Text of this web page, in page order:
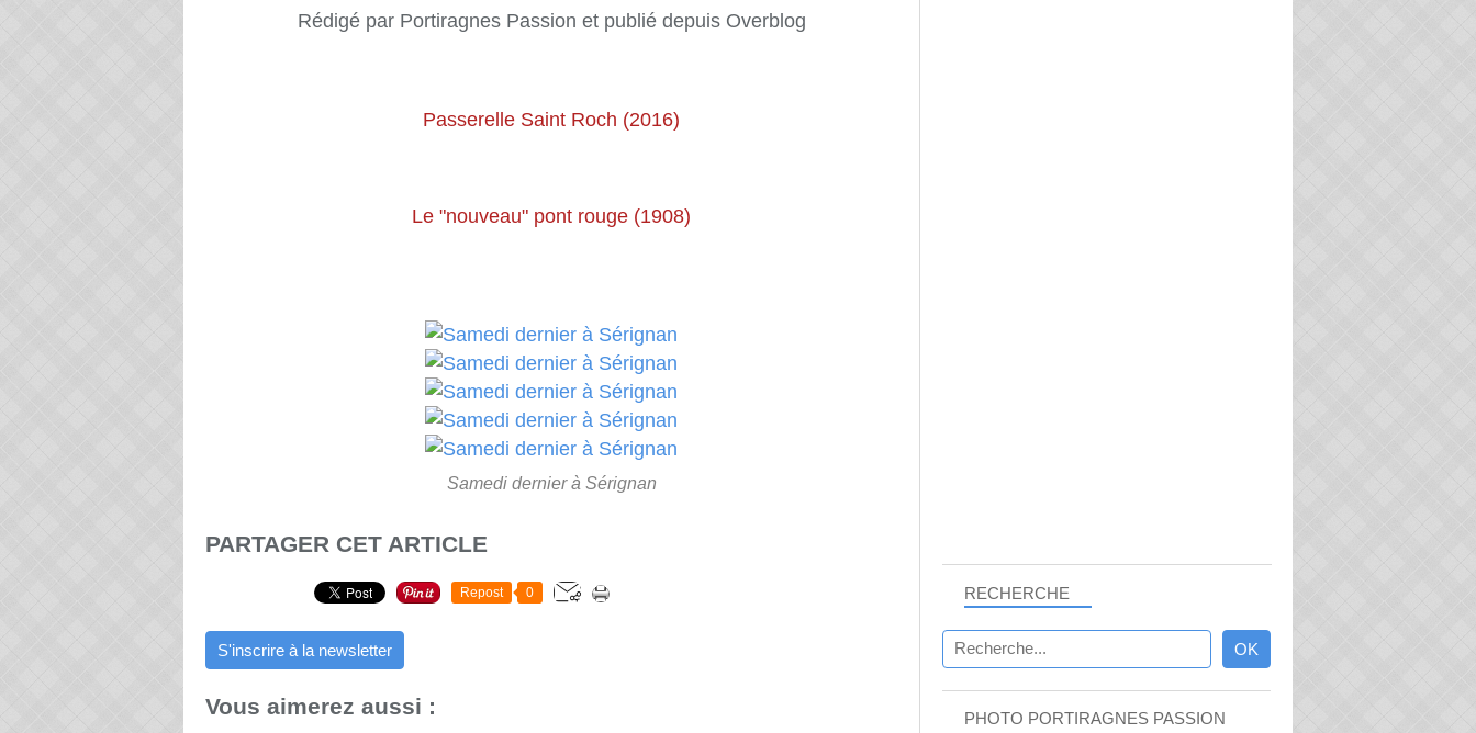
Rédigé par Portiragnes Passion et publié depuis Overblog
Passerelle Saint Roch (2016)
Le "nouveau" pont rouge (1908)
Samedi dernier à Sérignan
PARTAGER CET ARTICLE
Repost 0
S'inscrire à la newsletter
Vous aimerez aussi :
RECHERCHE
PHOTO PORTIRAGNES PASSION